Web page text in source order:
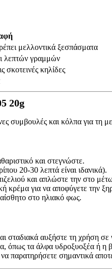
μελλοντικά ξεσπάσματα
λεπτών γραμμών
σκοτεινές κηλίδες
20g
και κόλπα για τη
και στεγνώστε.
20-30 λεπτά είναι ιδανικά).
και απλώστε την στο
κρέμα για να αποφύγετε την
στο ηλιακό φως.
σταδιακά αυξήστε τη χρήση σε
όπως τα άλφα υδροξυοξέα ή η
παρατηρήσετε σημαντικά